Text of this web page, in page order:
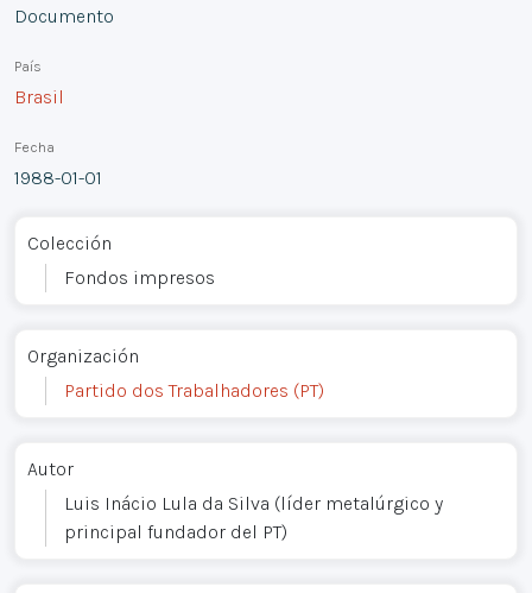
Documento
País
Brasil
Fecha
1988-01-01
Colección
Fondos impresos
Organización
Partido dos Trabalhadores (PT)
Autor
Luis Inácio Lula da Silva (líder metalúrgico y
principal fundador del PT)